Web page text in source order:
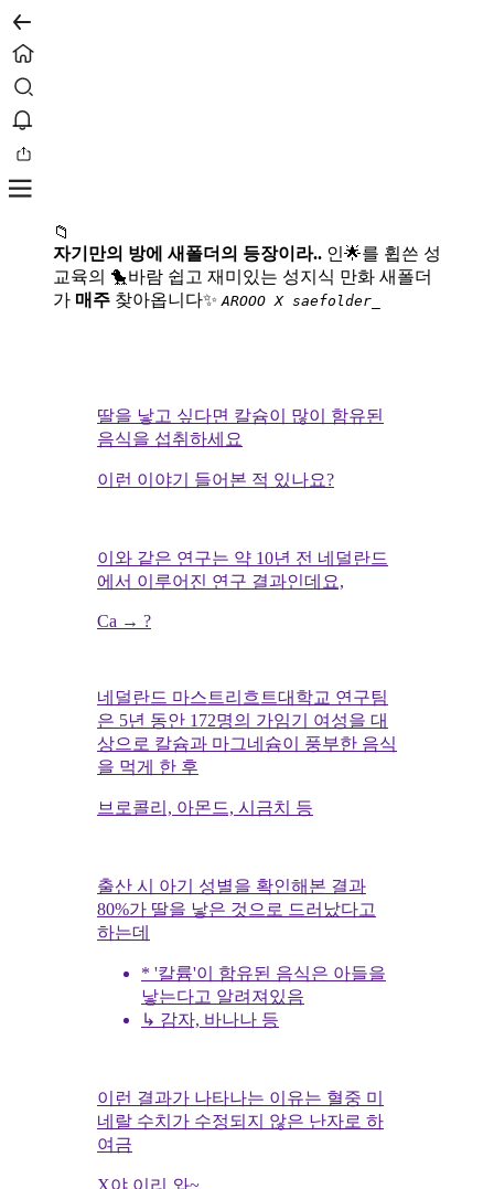
📁
자기만의 방에 새폴더의 등장이라.. 인🌟를 휩쓴 성
교육의 🐤바람 쉽고 재미있는 성지식 만화 새폴더
가 매주 찾아옵니다✨ AROOO X saefolder_
딸을 낳고 싶다면 칼슘이 많이 함유된
음식을 섭취하세요
이런 이야기 들어본 적 있나요?
이와 같은 연구는 약 10년 전 네덜란드
에서 이루어진 연구 결과인데요,
Ca → ?
네덜란드 마스트리흐트대학교 연구팀
은 5년 동안 172명의 가임기 여성을 대
상으로 칼슘과 마그네슘이 풍부한 음식
을 먹게 한 후
브로콜리, 아몬드, 시금치 등
출산 시 아기 성별을 확인해본 결과
80%가 딸을 낳은 것으로 드러났다고
하는데
* '칼륨'이 함유된 음식은 아들을
낳는다고 알려져있음
↳ 감자, 바나나 등
이런 결과가 나타나는 이유는 혈중 미
네랄 수치가 수정되지 않은 난자로 하
여금
X야 이리 와~